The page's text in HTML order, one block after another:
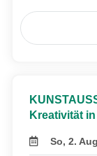
Kreativität
So, 2.